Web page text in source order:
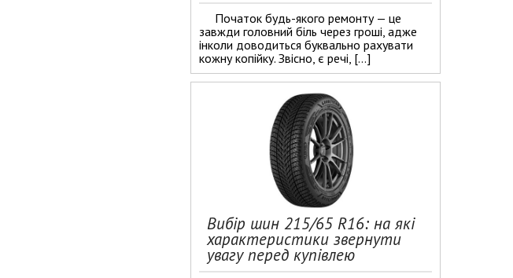
Початок будь-якого ремонту — це
завжди головний біль через гроші, адже
інколи доводиться буквально рахувати
кожну копійку. Звісно, є речі, […]
Вибір шин 215/65 R16: на які
характеристики звернути
увагу перед купівлею